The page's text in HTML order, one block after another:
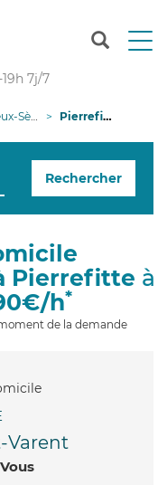
T
n
g
i
7j/7
Sèvres Pierrefitte
Rechercher
Pierrefitte à
h*
de la demande
Varent